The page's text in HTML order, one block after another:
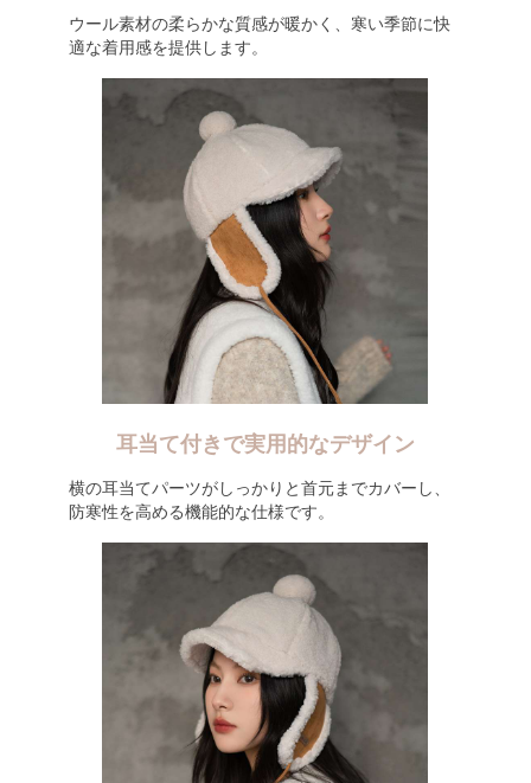
ウール素材の柔らかな質感が暖かく、寒い季節に快
適な着用感を提供します。
耳当て付きで実用的なデザイン
横の耳当てパーツがしっかりと首元までカバーし、
防寒性を高める機能的な仕様です。